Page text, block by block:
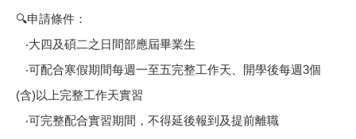
🔍申請條件：
‧大四及碩二之日間部應屆畢業生
‧可配合寒假期間每週一至五完整工作天、開學後每週3個
(含)以上完整工作天實習
‧可完整配合實習期間，不得延後報到及提前離職